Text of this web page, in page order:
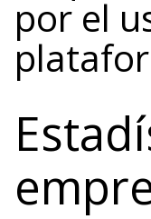
por el